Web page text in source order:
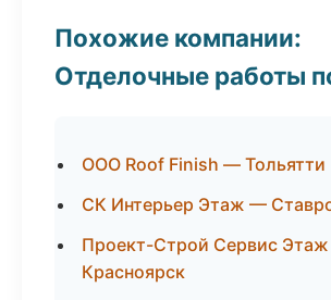
Похожие компании:
Отделочные работы
ООО Roof Finish — Тольятти
СК Интерьер Этаж —
Проект-Строй Сервис
Красноярск